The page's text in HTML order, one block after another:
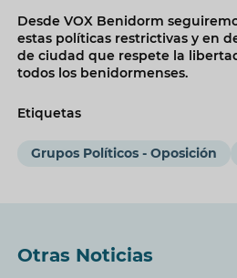
Desde VOX Benidorm
estas políticas restrictivas y en
de ciudad que respete la
todos los benidormenses.
Etiquetas
Grupos Políticos - Oposición
Otras Noticias